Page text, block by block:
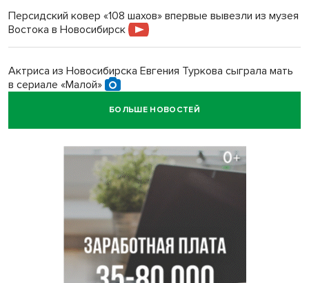
Персидский ковер «108 шахов» впервые вывезли из музея
Востока в Новосибирск
Актриса из Новосибирска Евгения Туркова сыграла мать
в сериале «Малой»
Трех туберкулезников под конвоем доставили в
В Новосибирске курьер на велосипеде сломал ребенку
Условный срок получил бердский подросток за
мошенничество на 3,5 миллиона
БОЛЬШЕ НОВОСТЕЙ